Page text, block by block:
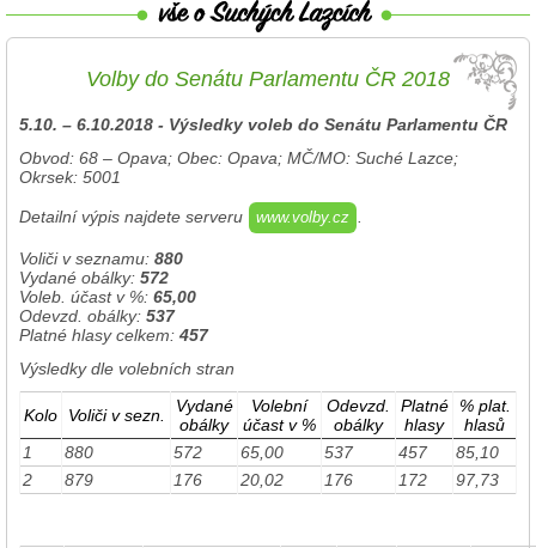
Volby do Senátu Parlamentu ČR 2018
5.10. – 6.10.2018 - Výsledky voleb do Senátu Parlamentu ČR
Obvod: 68 – Opava; Obec: Opava; MČ/MO: Suché Lazce;
Okrsek: 5001
Detailní výpis najdete serveru www.volby.cz
Voliči v seznamu: 880
Vydané obálky: 572
Voleb. účast v %: 65,00
Odevzd. obálky: 537
Platné hlasy celkem: 457
Výsledky dle volebních stran
Kolo Voliči v sezn.
Vydané
obálky
Volební
účast v %
Odevzd.
obálky
Platné
hlasy
% plat.
hlasů
1
880 572 65,00 537 457
85,10
2
879 176 20,02 176 172 97,73